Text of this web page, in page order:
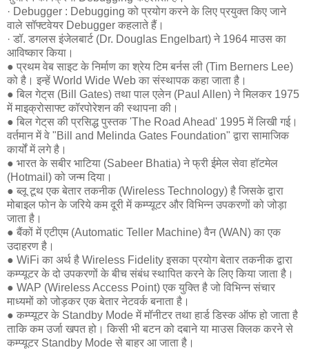
· Debugger : Debugging को प्रयोग करने के लिए प्रयुक्त किए जाने
वाले सॉफ्टवेयर Debugger कहलाते हैं।
· डॉ. डगलस इंजेलबार्ट (Dr. Douglas Engelbart) ने 1964 माउस का
आविष्कार किया।
● प्रथम वेब साइट के निर्माण का श्रेय टिम बर्नस ली (Tim Berners Lee)
को है। इन्हें World Wide Web का संस्थापक कहा जाता है।
● बिल गेट्‌स (Bill Gates) तथा पाल एलेन (Paul Allen) ने मिलकर 1975
में माइक्रोसाफ्ट कॉरपोरेशन की स्थापना की।
● बिल गेट्‌स की प्रसिद्ध पुस्तक 'The Road Ahead' 1995 में लिखी गई।
वर्तमान में वे "Bill and Melinda Gates Foundation" द्वारा सामाजिक
कार्यों में लगे है।
● भारत के सबीर भाटिया (Sabeer Bhatia) ने फ्री ईमेल सेवा हॉटमेल
(Hotmail) को जन्म दिया।
● ब्लू टूथ एक बेतार तकनीक (Wireless Technology) है जिसके द्वारा
मोबाइल फोन के जरिये कम दूरी में कम्प्यूटर और विभिन्न उपकरणों को जोड़ा
जाता है।
● बैंकों में एटीएम (Automatic Teller Machine) वैन (WAN) का एक
उदाहरण है।
● WiFi का अर्थ है Wireless Fidelity इसका प्रयोग बेतार तकनीक द्वारा
कम्प्यूटर के दो उपकरणों के बीच संबंध स्थापित करने के लिए किया जाता है।
● WAP (Wireless Access Point) एक युक्ति है जो विभिन्न संचार
माध्यमों को जोड़कर एक बेतार नेटवर्क बनाता है।
● कम्प्यूटर के Standby Mode में मॉनीटर तथा हार्ड डिस्क ऑफ हो जाता है
ताकि कम उर्जा खपत हो। किसी भी बटन को दबाने या माउस क्लिक करने से
कम्प्यूटर Standby Mode से बाहर आ जाता है।